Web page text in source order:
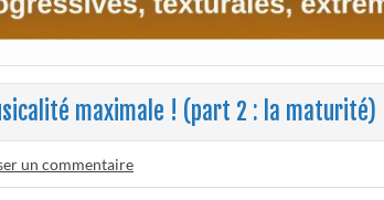
maximale ! (part 2 : la maturité)
un commentaire